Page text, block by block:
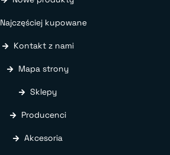
Najczęściej kupowane
Kontakt z nami
Mapa strony
Sklepy
Producenci
Akcesoria